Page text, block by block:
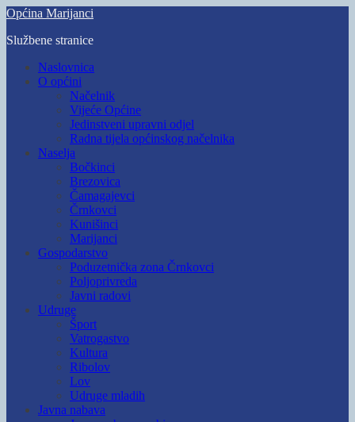
Skip
main
Općina Marijanci
Službene stranice
Toggle
mobile
Naslovnica
O općini
Načelnik
Vijeće Općine
Jedinstveni upravni odjel
Radna tijela općinskog načelnika
Naselja
Bočkinci
Brezovica
Čamagajevci
Črnkovci
Kunišinci
Marijanci
Gospodarstvo
Poduzetnička zona Črnkovci
Poljoprivreda
Javni radovi
Udruge
Šport
Vatrogastvo
Kultura
Ribolov
Lov
Udruge mladih
Javna nabava